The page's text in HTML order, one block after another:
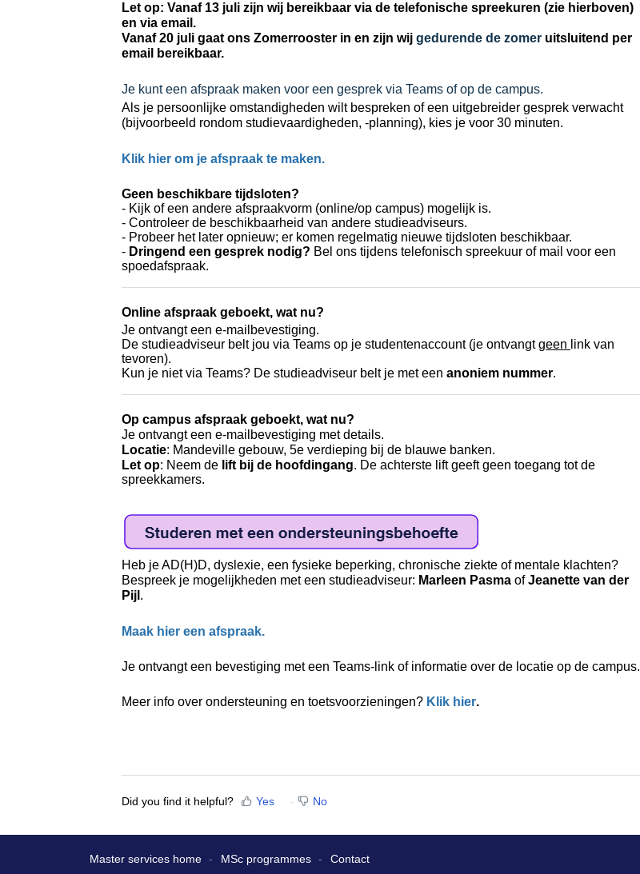
Let op: Vanaf 13 juli zijn wij bereikbaar via de telefonische spreekuren (zie hierboven)
en via email.
Vanaf 20 juli gaat ons Zomerrooster in en zijn wij gedurende de zomer uitsluitend per
email bereikbaar.
Je kunt een afspraak maken voor een gesprek via Teams of op de campus.
Als je persoonlijke omstandigheden wilt bespreken of een uitgebreider gesprek verwacht
(bijvoorbeeld rondom studievaardigheden, -planning), kies je voor 30 minuten.
Klik hier om je afspraak te maken.
Geen beschikbare tijdsloten?
- Kijk of een andere afspraakvorm (online/op campus) mogelijk is.
- Controleer de beschikbaarheid van andere studieadviseurs.
- Probeer het later opnieuw; er komen regelmatig nieuwe tijdsloten beschikbaar.
- Dringend een gesprek nodig? Bel ons tijdens telefonisch spreekuur of mail voor een
spoedafspraak.
Online afspraak geboekt, wat nu?
Je ontvangt een e-mailbevestiging.
De studieadviseur belt jou via Teams op je studentenaccount (je ontvangtgeen link van
tevoren).
Kun je niet via Teams? De studieadviseur belt je met een anoniem nummer.
Op campus afspraak geboekt, wat nu?
Je ontvangt een e-mailbevestiging met details.
Locatie: Mandeville gebouw, 5e verdieping bij de blauwe banken.
Let op: Neem de lift bij de hoofdingang. De achterste lift geeft geen toegang tot de
spreekkamers.
Heb je AD(H)D, dyslexie, een fysieke beperking, chronische ziekte of mentale klachten?
Bespreek je mogelijkheden met een studieadviseur: Marleen Pasma ofJeanette van der
Pijl .
Maak hier een afspraak.
Je ontvangt een bevestiging met een Teams-link of informatie over de locatie op de campus.
Meer info over ondersteuning en toetsvoorzieningen? Klik hier.
Did you find it helpful? Yes No
Master services home MSc programmes Contact